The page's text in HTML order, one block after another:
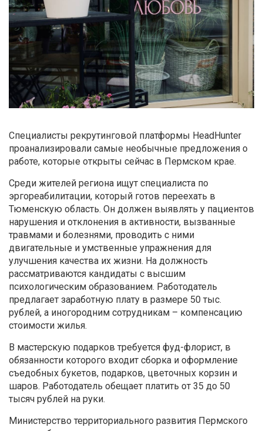
Специалисты рекрутинговой платформы HeadHunter
проанализировали самые необычные предложения о
работе, которые открыты сейчас в Пермском крае.
Среди жителей региона ищут специалиста по
эргореабилитации, который готов переехать в
Тюменскую область. Он должен выявлять у пациентов
нарушения и отклонения в активности, вызванные
травмами и болезнями, проводить с ними
двигательные и умственные упражнения для
улучшения качества их жизни. На должность
рассматриваются кандидаты с высшим
психологическим образованием. Работодатель
предлагает заработную плату в размере 50 тыс.
рублей, а иногородним сотрудникам – компенсацию
стоимости жилья.
В мастерскую подарков требуется фуд-флорист, в
обязанности которого входит сборка и оформление
съедобных букетов, подарков, цветочных корзин и
шаров. Работодатель обещает платить от 35 до 50
тысяч рублей на руки.
Министерство территориального развития Пермского